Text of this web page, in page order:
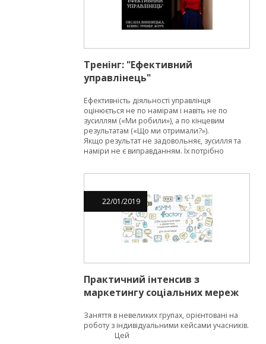
Тренінг: "Ефективний
управлінець"
Ефективність діяльності управлінця
оцінюється не по намірам і навіть не по
зусиллям («Ми робили»), а по кінцевим
результатам («Що ми отримали?»).
Якщо результат не задовольняє, зусилля та
наміри не є виправданням. Їх потрібно
результат. Іноді потрібно не множити
Запрошую на практичний тренінг:
"Ефективний управлінець"
22/01/2019
Практичний інтенсив з
маркетингу соціальних мереж
Заняття в невеликих групах, орієнтовані на
роботу з індивідуальними кейсами учасників.
Цей